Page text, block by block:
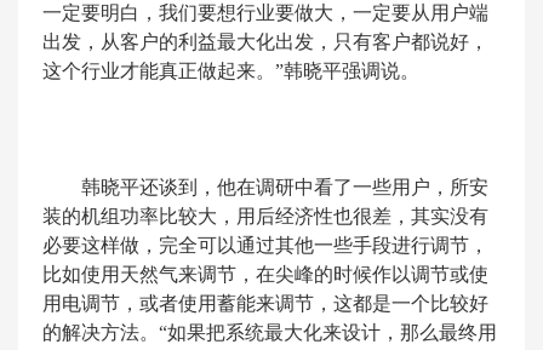
一定要明白，我们要想行业要做大，一定要从用户端
出发，从客户的利益最大化出发，只有客户都说好，
这个行业才能真正做起来。”韩晓平强调说。
韩晓平还谈到，他在调研中看了一些用户，所安
装的机组功率比较大，用后经济性也很差，其实没有
必要这样做，完全可以通过其他一些手段进行调节，
比如使用天然气来调节，在尖峰的时候作以调节或使
用电调节，或者使用蓄能来调节，这都是一个比较好
的解决方法。“如果把系统最大化来设计，那么最终用